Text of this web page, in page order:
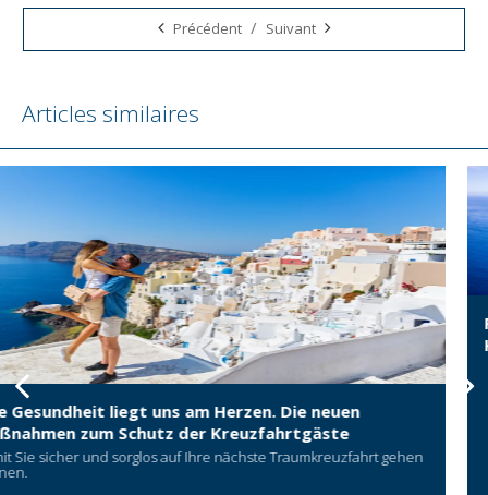
Précédent / Suivant
Articles similaires
gehen
Für den Umweltschutz: LNG betriebene
Kreuzfahrtschiffe